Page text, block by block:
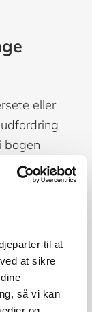
til at
at sikre
så vi kan
eller
bogen
– unge og
som
konkrete
kan
er baseret